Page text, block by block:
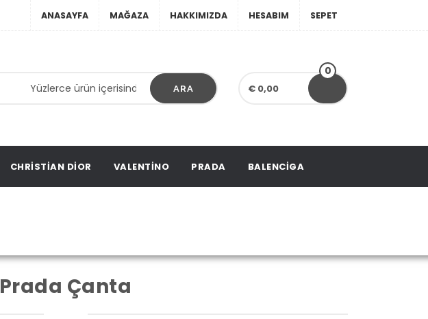
ANASAYFA MAĞAZA HAKKIMIZDA HESABIM SEPET
ARA € 0,00
0
CHRISTIAN DIOR VALENTINO PRADA BALENCIGA
Prada Çanta